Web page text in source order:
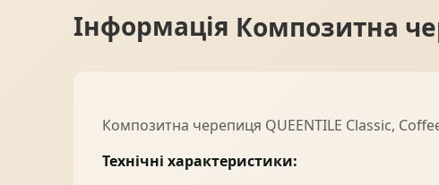
Інформація Композитна
Композитна черепиця QUEENTILE Classic,
Технічні характеристики: